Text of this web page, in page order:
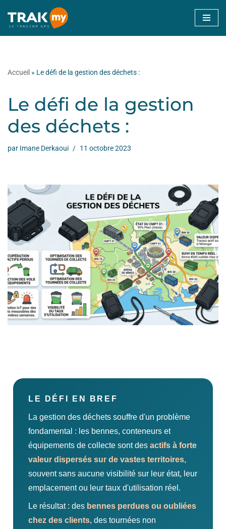
Aller
Accueil » Le défi de la gestion des déchets :
Le défi de la gestion
des déchets :
par Imane Derkaoui 11 octobre 2023
LE DÉFI EN BREF
La gestion des déchets souffre d'un problème
fondamental : les bennes, conteneurs et
équipements de collecte sont des actifs à forte
valeur dispersés sur de vastes territoires,
souvent sans aucune visibilité sur leur état, leur
emplacement ou leur taux d'utilisation réel.
Le résultat : des bennes perdues ou oubliées
chez des clients, des tournées non